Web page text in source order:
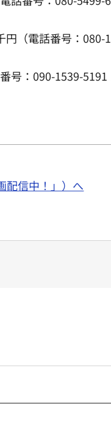
電話番号：080-
：090-1539-5191
配信中！」）へ